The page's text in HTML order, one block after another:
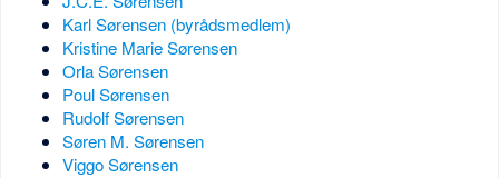
Karl Sørensen (byrådsmedlem)
Kristine Marie Sørensen
Orla Sørensen
Poul Sørensen
Rudolf Sørensen
Søren M. Sørensen
Viggo Sørensen